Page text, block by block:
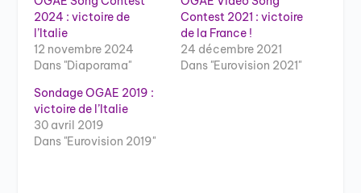
2024 : victoire de
l’Italie
12 novembre 2024
Dans "Diaporama"
Contest 2021 : victoire
de la France !
24 décembre 2021
Dans "Eurovision 2021"
Sondage OGAE 2019 :
victoire de l’Italie
30 avril 2019
Dans "Eurovision 2019"